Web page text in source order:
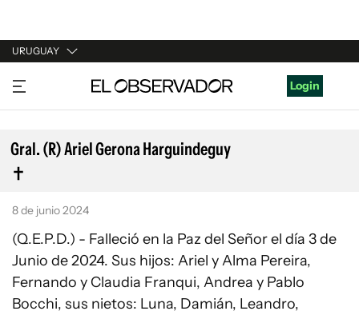
URUGUAY
URUGUAY
ARGENTINA
ESPAÑA
ESTADOS UNIDOS
Login
Gral. (R) Ariel Gerona Harguindeguy
8 de junio 2024
(Q.E.P.D.) - Falleció en la Paz del Señor el día 3 de
Junio de 2024. Sus hijos: Ariel y Alma Pereira,
Fernando y Claudia Franqui, Andrea y Pablo
Bocchi, sus nietos: Luna, Damián, Leandro,